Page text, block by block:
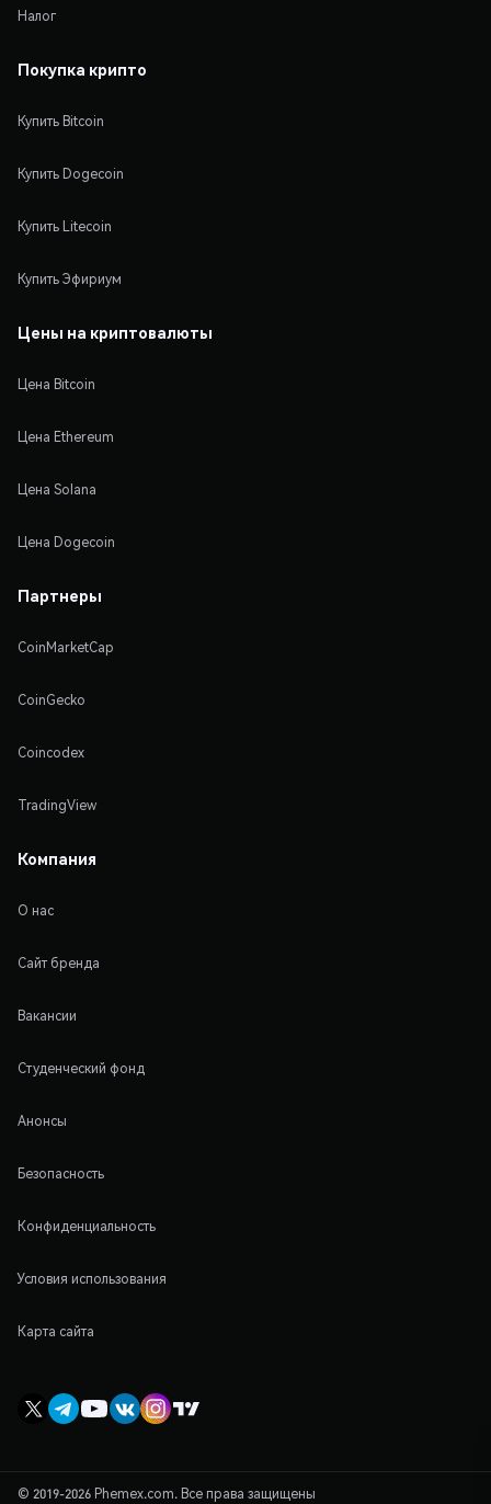
Налог
Покупка крипто
Купить Bitcoin
Купить Dogecoin
Купить Litecoin
Купить Эфириум
Цены на криптовалюты
Цена Bitcoin
Цена Ethereum
Цена Solana
Цена Dogecoin
Партнеры
CoinMarketCap
CoinGecko
Coincodex
TradingView
Компания
О нас
Сайт бренда
Вакансии
Студенческий фонд
Анонсы
Безопасность
Конфиденциальность
Условия использования
Карта сайта
© 2019-2026 Phemex.com. Все права защищены